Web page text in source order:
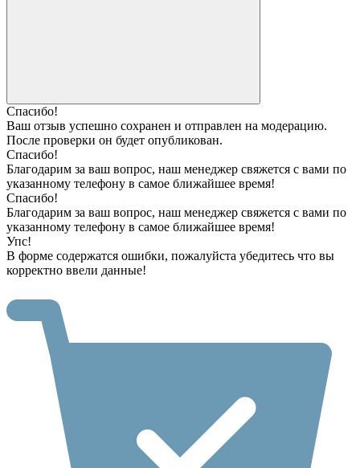
Спасибо!
Ваш отзыв успешно сохранен и отправлен на модерацию.
После проверки он будет опубликован.
Спасибо!
Благодарим за ваш вопрос, наш менеджер свяжется с вами по
указанному телефону в самое ближайшее время!
Спасибо!
Благодарим за ваш вопрос, наш менеджер свяжется с вами по
указанному телефону в самое ближайшее время!
Упс!
В форме содержатся ошибки, пожалуйста убедитесь что вы
корректно ввели данные!